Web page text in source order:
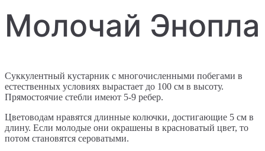
Молочай Энопла
Суккулентный кустарник с многочисленными побегами в
естественных условиях вырастает до 100 см в высоту.
Прямостоячие стебли имеют 5-9 ребер.
Цветоводам нравятся длинные колючки, достигающие 5 см в
длину. Если молодые они окрашены в красноватый цвет, то
потом становятся сероватыми.